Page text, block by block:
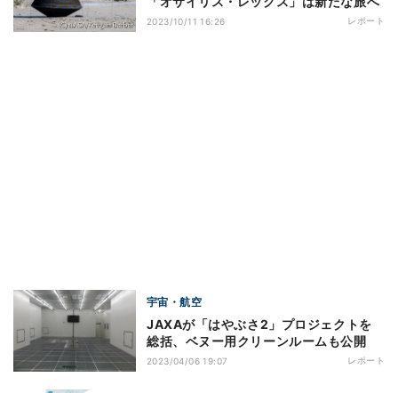
2023/10/11 16:26 レポート
宇宙・航空
JAXAが「はやぶさ2」プロジェクトを
総括、ベヌー用クリーンルームも公開
2023/04/06 19:07 レポート